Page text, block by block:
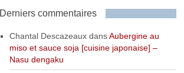
Derniers commentaires
Chantal DescazeauxdansAubergine au
miso et sauce soja [cuisine japonaise] –
Nasu dengaku